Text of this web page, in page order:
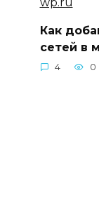
Как
сетей в
4 0